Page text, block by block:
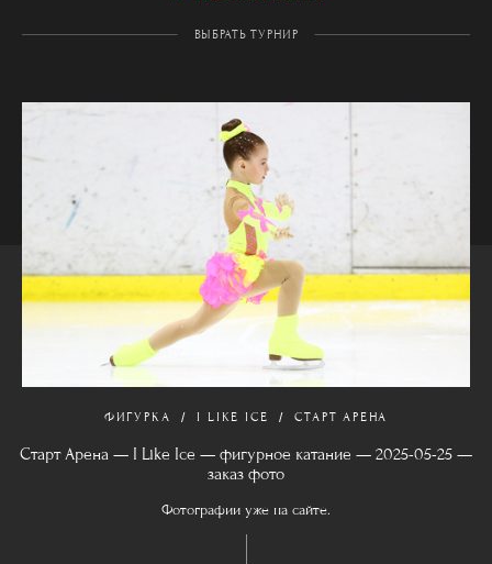
ВЫБРАТЬ ТУРНИР
ФИГУРКА I LIKE ICE СТАРТ АРЕНА
Старт Арена — I Like Ice — фигурное катание — 2025-05-25 —
заказ фото
Фотографии уже на сайте.